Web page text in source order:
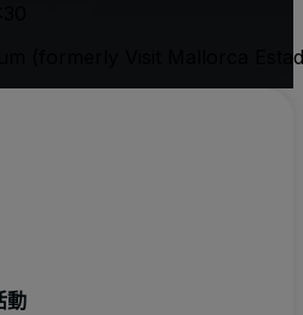
(formerly Visit Mallorca
動